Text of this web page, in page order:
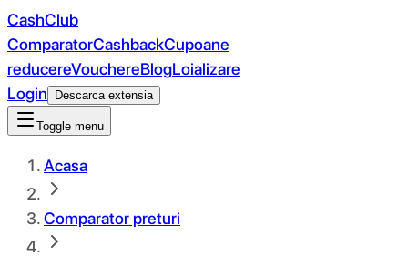
CashClub
ComparatorCashbackCupoane
reducereVouchereBlogLoializare
Login
Descarca extensia
Toggle menu
Acasa
Comparator preturi